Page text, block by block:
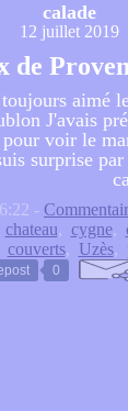
calade
12 juillet 2019
de
aimé
J'avais
voir le
surprise
-
chateau, cygne,
couverts, Uzès,
0